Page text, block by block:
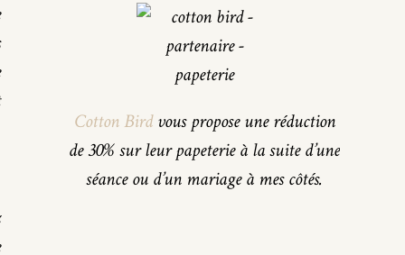
Cotton Birdvous propose une réduction
de 30% sur leur papeterie à la suite d’une
séance ou d’un mariage à mes côtés.